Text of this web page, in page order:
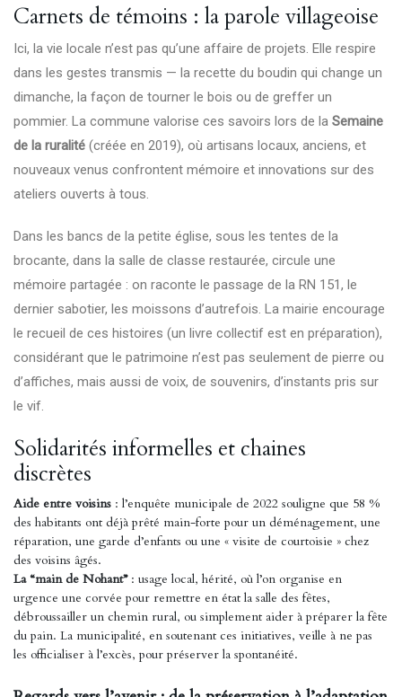
Carnets de témoins : la parole villageoise
Ici, la vie locale n’est pas qu’une affaire de projets. Elle respire
dans les gestes transmis — la recette du boudin qui change un
dimanche, la façon de tourner le bois ou de greffer un
pommier. La commune valorise ces savoirs lors de la Semaine
de la ruralité (créée en 2019), où artisans locaux, anciens, et
nouveaux venus confrontent mémoire et innovations sur des
ateliers ouverts à tous.
Dans les bancs de la petite église, sous les tentes de la
brocante, dans la salle de classe restaurée, circule une
mémoire partagée : on raconte le passage de la RN 151, le
dernier sabotier, les moissons d’autrefois. La mairie encourage
le recueil de ces histoires (un livre collectif est en préparation),
considérant que le patrimoine n’est pas seulement de pierre ou
d’affiches, mais aussi de voix, de souvenirs, d’instants pris sur
le vif.
Solidarités informelles et chaines
discrètes
Aide entre voisins : l’enquête municipale de 2022 souligne que 58 %
des habitants ont déjà prêté main-forte pour un déménagement, une
réparation, une garde d’enfants ou une « visite de courtoisie » chez
des voisins âgés.
La “main de Nohant” : usage local, hérité, où l’on organise en
urgence une corvée pour remettre en état la salle des fêtes,
débroussailler un chemin rural, ou simplement aider à préparer la fête
du pain. La municipalité, en soutenant ces initiatives, veille à ne pas
les officialiser à l’excès, pour préserver la spontanéité.